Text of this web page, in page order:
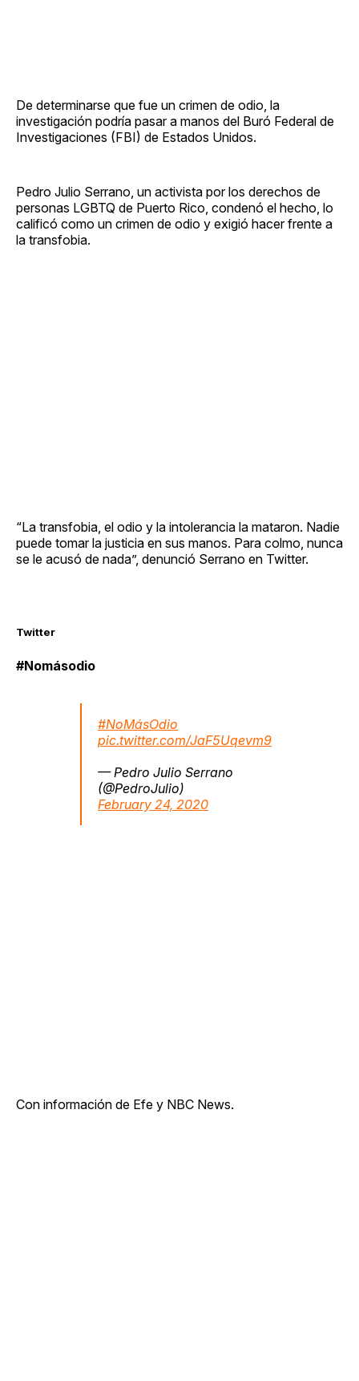
De determinarse que fue un crimen de odio, la
investigación podría pasar a manos del Buró Federal de
Investigaciones (FBI) de Estados Unidos.
Pedro Julio Serrano, un activista por los derechos de
personas LGBTQ de Puerto Rico, condenó el hecho, lo
calificó como un crimen de odio y exigió hacer frente a
la transfobia.
“La transfobia, el odio y la intolerancia la mataron. Nadie
puede tomar la justicia en sus manos. Para colmo, nunca
se le acusó de nada”, denunció Serrano en Twitter.
Twitter
#Nomásodio
#NoMásOdio
pic.twitter.com/JaF5Uqevm9
— Pedro Julio Serrano
(@PedroJulio)
February 24, 2020
Con información de Efe y NBC News.